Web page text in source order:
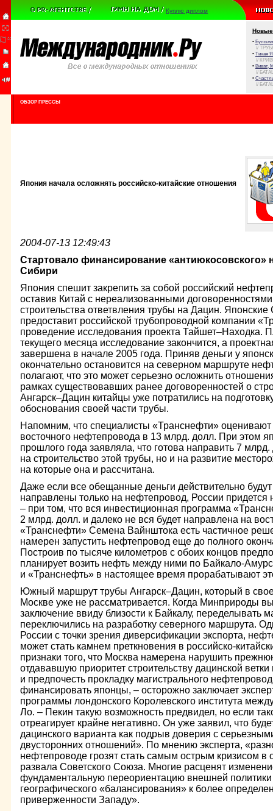
Куплю диплом
Новые
•
//
• Тихая
//
• Виват,
//
•
//
ОБЗОР ПРЕССЫ
Япония начала осложнять российско-китайские отношения
2004-07-13 12:49:43
Стартовало финансирование «антиюкосовского»
Сибири
Япония спешит закрепить за собой российский
оставив Китай с нереализованными
строительства ответвления трубы на Дацин.
предоставит российской трубопроводной компании
проведение исследования проекта Тайшет–Находка.
текущего месяца исследование закончится, а
завершена в начале 2005 года. Приняв деньги у
окончательно остановится на северном маршруте
полагают, что это может серьезно осложнить
рамках существовавших ранее договоренностей о
Ангарск–Дацин китайцы уже потратились на
обоснования своей части трубы.
Напомним, что специалисты «Транснефти» оценивают
восточного нефтепровода в 13 млрд. долл. При этом
прошлого года заявляла, что готова направить 7
на строительство этой трубы, но и на развитие
на которые она и рассчитана.
Даже если все обещанные деньги действительно
направлены только на нефтепровод, России
– при том, что вся инвестиционная программа
2 млрд. долл. и далеко не вся будет направлена на
«Транснефти» Семена Вайнштока есть частичное
намерен запустить нефтепровод еще до полного
Построив по тысяче километров с обоих концов
планирует возить нефть между ними по Байкало-
и «Транснефть» в настоящее время прорабатывают
Южный маршрут трубы Ангарск–Дацин, который в
Москве уже не рассматривается. Когда Минприроды
заключение ввиду близости к Байкалу, переделывать
переключились на разработку северного маршрута.
России с точки зрения диверсификации экспорта,
может стать камнем преткновения в российско-
признаки того, что Москва намерена нарушить
отдававшую приоритет строительству дацинской
и предпочесть прокладку магистрального
финансировать японцы, – осторожно заключает
программы лондонского Королевского института
Ло. – Пекин такую возможность предвидел, но если
отреагирует крайне негативно. Он уже заявил, что
дацинского варианта как подрыв доверия с
двусторонних отношений». По мнению эксперта,
нефтепроводе грозят стать самым острым кризисом в
развала Советского Союза. Многие расценят
фундаментальную переориентацию внешней политики
географического «балансирования» к более
приверженности Западу».